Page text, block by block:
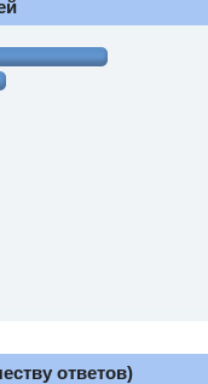
ответов)